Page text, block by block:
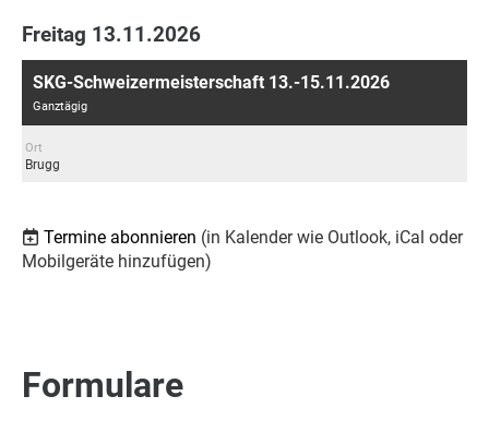
Freitag 13.11.2026
SKG-Schweizermeisterschaft 13.-15.11.2026
Ganztägig
Ort
Brugg
Termine abonnieren (in Kalender wie Outlook, iCal oder
Mobilgeräte hinzufügen)
Formulare